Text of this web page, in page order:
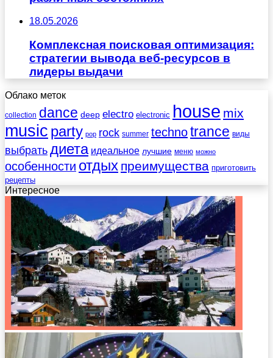
18.05.2026
Комплексная поисковая оптимизация:
стратегии вывода веб-ресурсов в
лидеры выдачи
Облако меток
collection dance deep electro electronic house mix
music party pop rock summer technotrance виды
выбратьдиета идеальное лучшие меню можно
особенности отдых преимущества приготовить
рецепты
Интересное